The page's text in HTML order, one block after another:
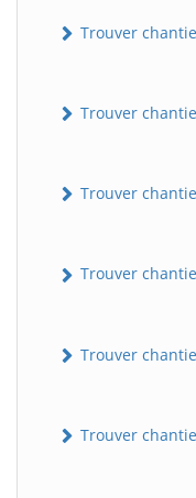
Trouver
Trouver
Trouver
Trouver
Trouver
Trouver